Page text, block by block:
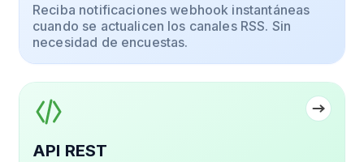
Reciba notificaciones webhook instantáneas
cuando se actualicen los canales RSS. Sin
necesidad de encuestas.
API REST